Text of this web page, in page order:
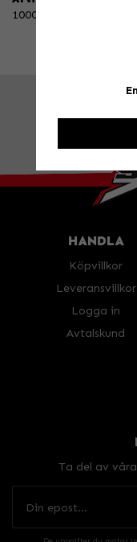
10008-00005
HANDLA
Köpvillkor
Leveransvillkor
Logga in
Avtalskund
Ta del av